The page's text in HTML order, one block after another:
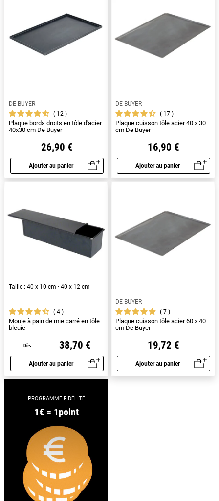
DE BUYER
12
Plaque bords droits en tôle d'acier
40x30 cm De Buyer
26,90 €
Ajouter au panier
Aperçu rapide
DE BUYER
17
Plaque cuisson tôle acier 40 x 30
cm De Buyer
16,90 €
Ajouter au panier
Aperçu rapide
Taille : 40 x 10 cm · 40 x 12 cm
4
Moule à pain de mie carré en tôle
bleuie
Dès 38,70 €
Ajouter au panier
Aperçu rapide
DE BUYER
7
Plaque cuisson tôle acier 60 x 40
cm De Buyer
19,72 €
Ajouter au panier
Aperçu rapide
PROGRAMME FIDÉLITÉ
1€ = 1point